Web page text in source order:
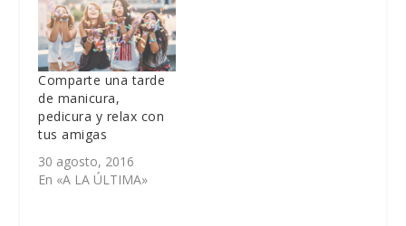
Comparte una tarde
de manicura,
pedicura y relax con
tus amigas
30 agosto, 2016
En «A LA ÚLTIMA»